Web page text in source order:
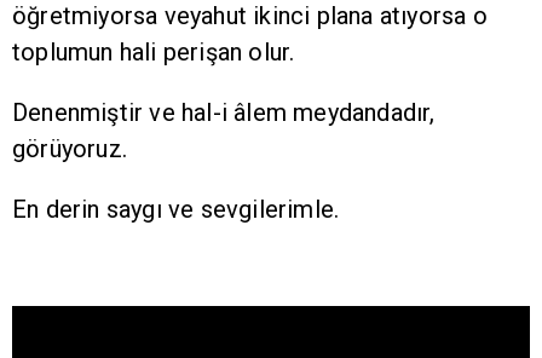
öğretmiyorsa veyahut ikinci plana atıyorsa o
toplumun hali perişan olur.
Denenmiştir ve hal-i âlem meydandadır,
görüyoruz.
En derin saygı ve sevgilerimle.